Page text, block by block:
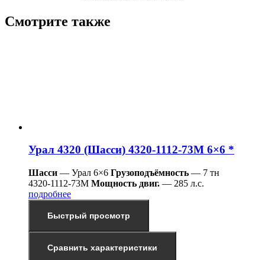
Смотрите также
Урал 4320 (Шасси) 4320-1112-73М 6×6 *
Шасси — Урал 6×6 Грузоподъёмность — 7 тн
4320-1112-73М Мощность двиг. — 285 л.с.
подробнее
Быстрый просмотр
Сравнить характеристики